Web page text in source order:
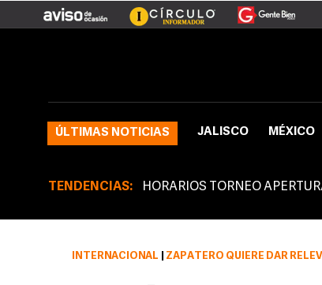
ÚLTIMAS NOTICIAS JALISCO MÉXICO
TENDENCIAS: HORARIOS TORNEO
INTERNACIONAL ZAPATERO QUIERE DAR